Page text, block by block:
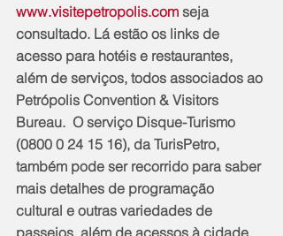
www.visitepetropolis.com seja
consultado. Lá estão os links de
acesso para hotéis e restaurantes,
além de serviços, todos associados ao
Petrópolis Convention & Visitors
Bureau.  O serviço Disque-Turismo
(0800 0 24 15 16), da TurisPetro,
também pode ser recorrido para saber
mais detalhes de programação
cultural e outras variedades de